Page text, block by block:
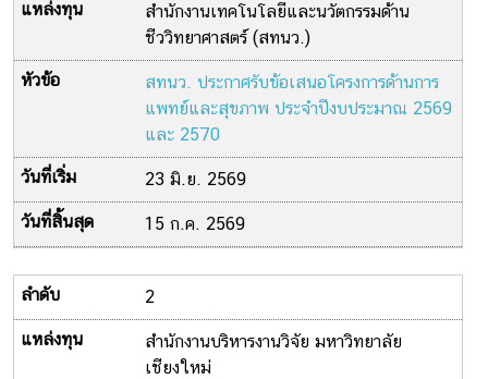
สำนักงานเทคโนโลยีและนวัตกรรมด้าน
ชีววิทยาศาสตร์ (สทนว.)
สทนว. ประกาศรับข้อเสนอโครงการด้านการ
แพทย์และสุขภาพ ประจำปีงบประมาณ 2569
และ 2570
23 มิ.ย. 2569
15 ก.ค. 2569
2
สำนักงานบริหารงานวิจัย มหาวิทยาลัย
เชียงใหม่